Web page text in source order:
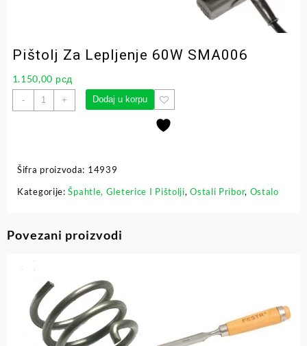
Pištolj Za Lepljenje 60W SMA006
1.150,00 рсд
- + Dodaj u korpu
Šifra proizvoda: 14939
Kategorije:Špahtle, Gleterice I Pištolji,Ostali Pribor, Ostalo
Povezani proizvodi